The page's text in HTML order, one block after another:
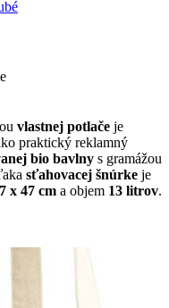
vlastnej potlače je
praktický reklamný
bio bavlny s gramážou
sťahovacej šnúrke je
x 47 cm a objem 13 litrov.